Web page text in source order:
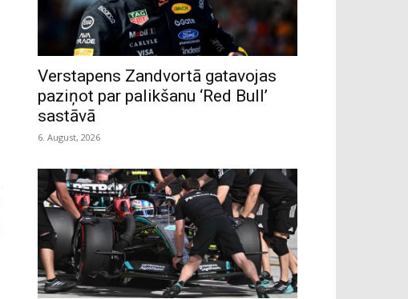
Verstapens Zandvortā gatavojas
paziņot par palikšanu ‘Red Bull’
sastāvā
6. August, 2026